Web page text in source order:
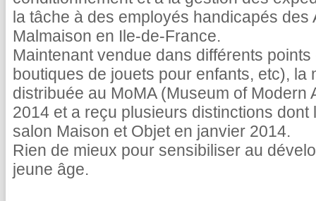
la tâche à des employés handicapés des
Malmaison en Ile-de-France.
Maintenant vendue dans différents
boutiques de jouets pour enfants, etc),
distribuée au MoMA (Museum of Modern
2014 et a reçu plusieurs distinctions
salon Maison et Objet en janvier 2014.
Rien de mieux pour sensibiliser au
jeune âge.